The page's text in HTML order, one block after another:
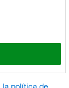
la política de